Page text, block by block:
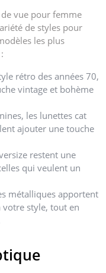
vue pour femme
de styles pour
les plus
rétro des années 70,
vintage et bohème
les lunettes cat
ajouter une touche
restent une
qui veulent un
métalliques apportent
style, tout en